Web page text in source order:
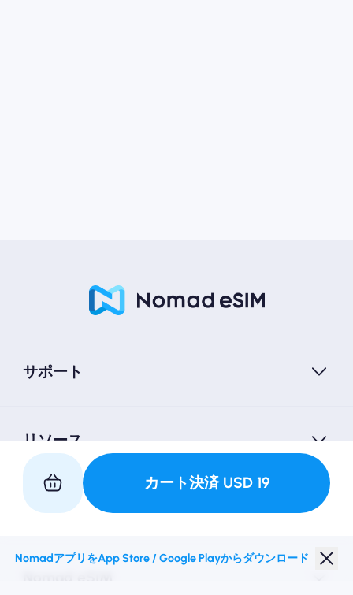
カート決済 USD 19
サポート
リソース
私たちと提携してください
NomadアプリをApp Store / Google Playからダウンロード